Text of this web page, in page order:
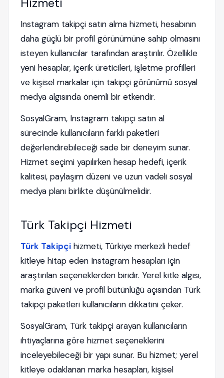
Instagram takipçi satın alma hizmeti, hesabının
daha güçlü bir profil görünümüne sahip olmasını
isteyen kullanıcılar tarafından araştırılır. Özellikle
yeni hesaplar, içerik üreticileri, işletme profilleri
ve kişisel markalar için takipçi görünümü sosyal
medya algısında önemli bir etkendir.
SosyalGram, Instagram takipçi satın al
sürecinde kullanıcıların farklı paketleri
değerlendirebileceği sade bir deneyim sunar.
Hizmet seçimi yapılırken hesap hedefi, içerik
kalitesi, paylaşım düzeni ve uzun vadeli sosyal
medya planı birlikte düşünülmelidir.
Türk Takipçi Hizmeti
Türk Takipçi hizmeti, Türkiye merkezli hedef
kitleye hitap eden Instagram hesapları için
araştırılan seçeneklerden biridir. Yerel kitle algısı,
marka güveni ve profil bütünlüğü açısından Türk
takipçi paketleri kullanıcıların dikkatini çeker.
SosyalGram, Türk takipçi arayan kullanıcıların
ihtiyaçlarına göre hizmet seçeneklerini
inceleyebileceği bir yapı sunar. Bu hizmet; yerel
kitleye odaklanan marka hesapları, kişisel